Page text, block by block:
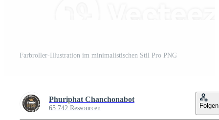
Farbroller-Illustration im minimalistischen Stil Pro PNG
Phuriphat Chanchonabot
65.742 Ressourcen Folgen